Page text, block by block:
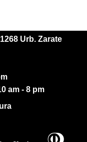
Urb. Zarate
am - 8 pm